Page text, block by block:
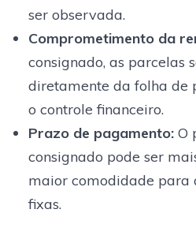
ser observada.
Comprometimento da
consignado, as parcelas
diretamente da folha de
o controle financeiro.
Prazo de pagamento:O
consignado pode ser
maior comodidade para
fixas.